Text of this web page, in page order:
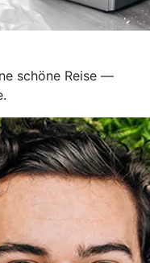
schöne Reise —